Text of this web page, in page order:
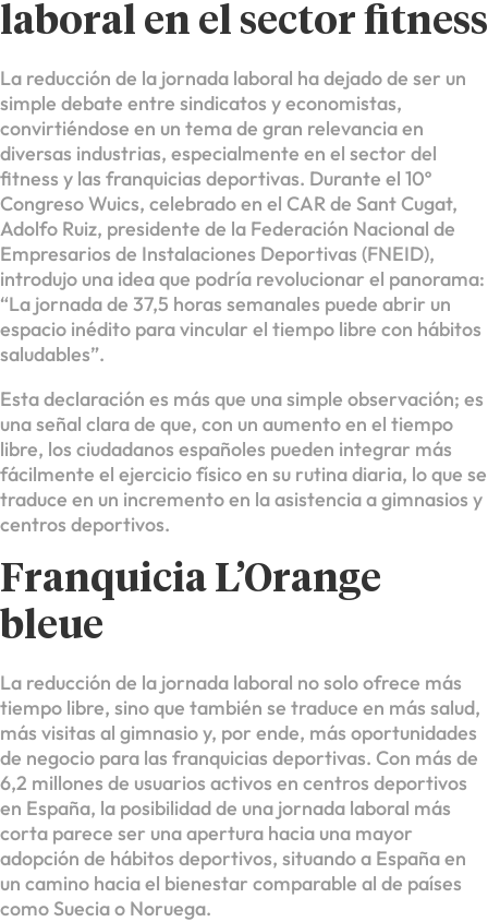
laboral en el sector fitness
La reducción de la jornada laboral ha dejado de ser un
simple debate entre sindicatos y economistas,
convirtiéndose en un tema de gran relevancia en
diversas industrias, especialmente en el sector del
fitness y las franquicias deportivas. Durante el 10º
Congreso Wuics, celebrado en el CAR de Sant Cugat,
Adolfo Ruiz, presidente de la Federación Nacional de
Empresarios de Instalaciones Deportivas (FNEID),
introdujo una idea que podría revolucionar el panorama:
“La jornada de 37,5 horas semanales puede abrir un
espacio inédito para vincular el tiempo libre con hábitos
saludables”.
Esta declaración es más que una simple observación; es
una señal clara de que, con un aumento en el tiempo
libre, los ciudadanos españoles pueden integrar más
fácilmente el ejercicio físico en su rutina diaria, lo que se
traduce en un incremento en la asistencia a gimnasios y
centros deportivos.
Franquicia L’Orange
bleue
La reducción de la jornada laboral no solo ofrece más
tiempo libre, sino que también se traduce en más salud,
más visitas al gimnasio y, por ende, más oportunidades
de negocio para las franquicias deportivas. Con más de
6,2 millones de usuarios activos en centros deportivos
en España, la posibilidad de una jornada laboral más
corta parece ser una apertura hacia una mayor
adopción de hábitos deportivos, situando a España en
un camino hacia el bienestar comparable al de países
como Suecia o Noruega.